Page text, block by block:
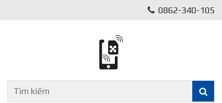
0862-340-105